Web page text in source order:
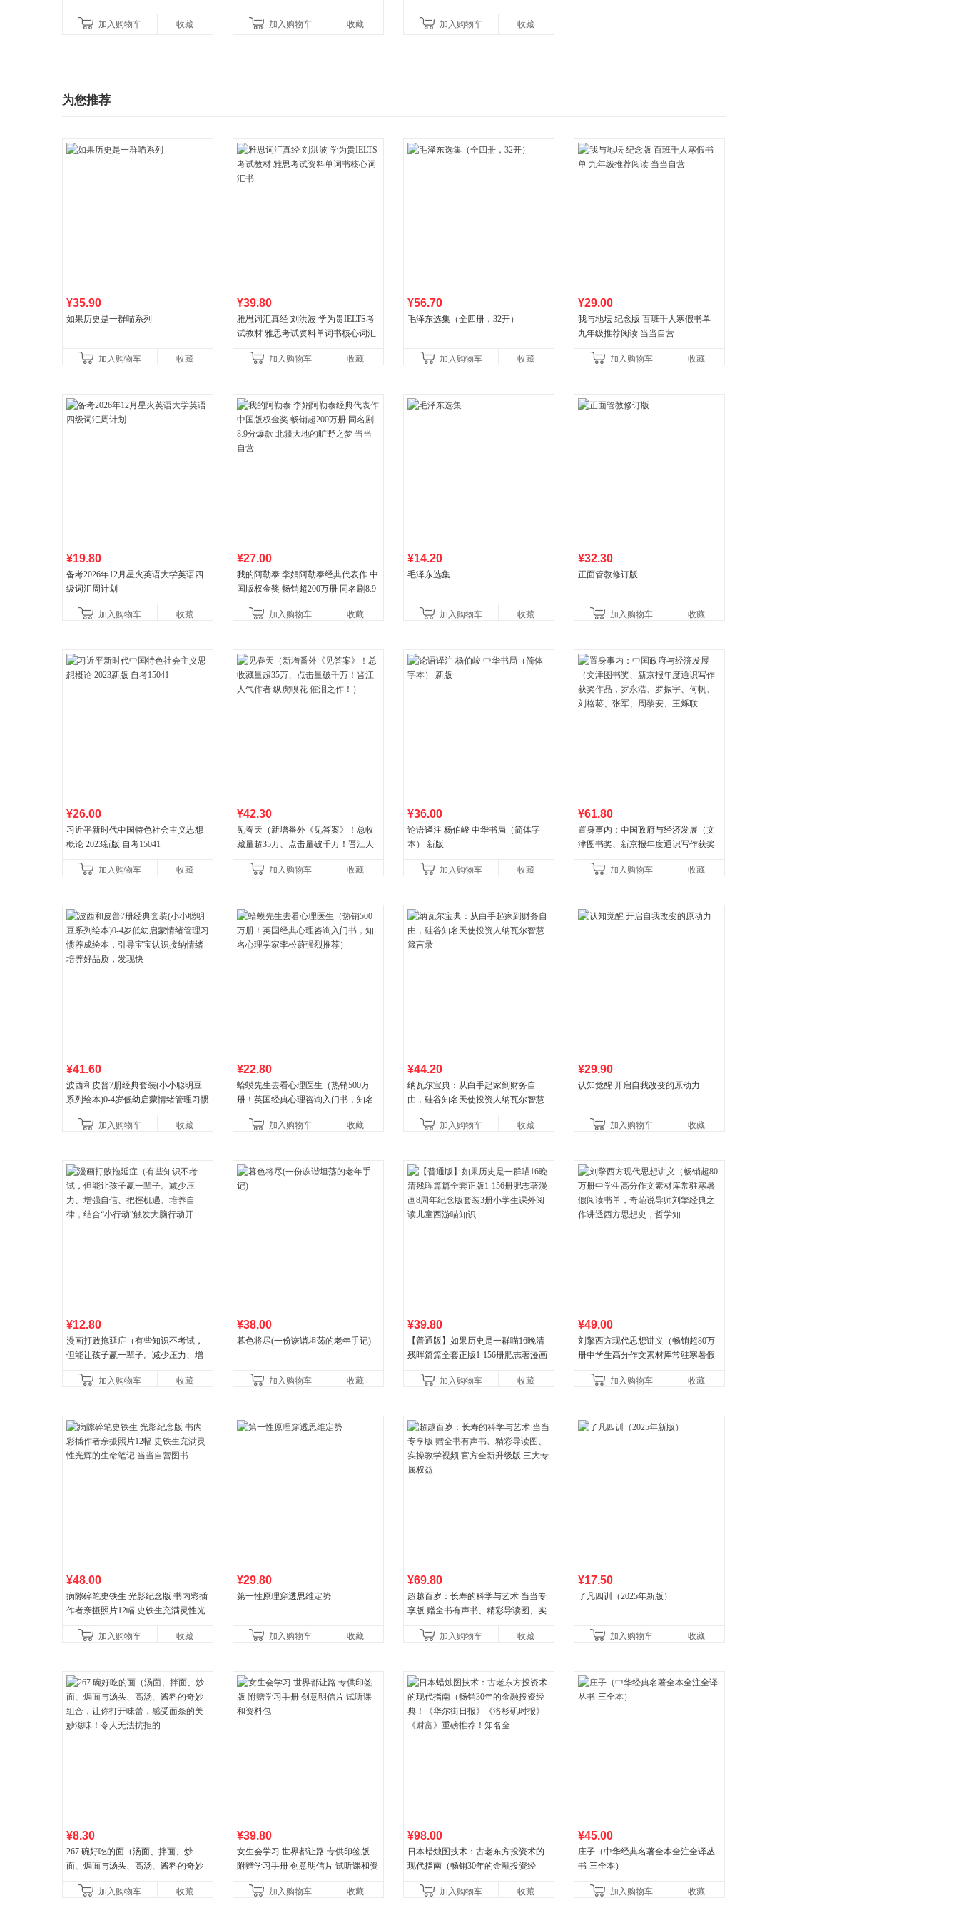
加入购物车 收藏 加入购物车 收藏 加入购物车 收藏
为您推荐
¥35.90
如果历史是一群喵系列
加入购物车 收藏
¥39.80
雅思词汇真经 刘洪波 学为贵IELTS考
试教材 雅思考试资料单词书核心词汇
加入购物车
收藏
¥56.70
毛泽东选集（全四册，32开）
加入购物车 收藏
¥29.00
我与地坛 纪念版 百班千人寒假书单
九年级推荐阅读 当当自营
加入购物车 收藏
¥19.80
备考2026年12月星火英语大学英语四
级词汇周计划
加入购物车 收藏
¥27.00
我的阿勒泰 李娟阿勒泰经典代表作 中
国版权金奖 畅销超200万册 同名剧8.9
加入购物车
收藏
¥14.20
毛泽东选集
加入购物车 收藏
¥32.30
正面管教修订版
加入购物车 收藏
¥26.00
习近平新时代中国特色社会主义思想
概论 2023新版 自考15041
加入购物车 收藏
¥42.30
见春天（新增番外《见答案》！总收
藏量超35万、点击量破千万！晋江人
加入购物车
收藏
¥36.00
论语译注 杨伯峻 中华书局（简体字
本） 新版
加入购物车 收藏
¥61.80
置身事内：中国政府与经济发展（文
津图书奖、新京报年度通识写作获奖
菘、张军、周黎安、王烁联
加入购物车 收藏
¥41.60
波西和皮普7册经典套装(小小聪明豆
系列绘本)0-4岁低幼启蒙情绪管理习惯
养好品质，发现快
加入购物车 收藏
¥22.80
蛤蟆先生去看心理医生（热销500万
册！英国经典心理咨询入门书，知名
加入购物车
收藏
¥44.20
纳瓦尔宝典：从白手起家到财务自
由，硅谷知名天使投资人纳瓦尔智慧
加入购物车
收藏
¥29.90
认知觉醒 开启自我改变的原动力
加入购物车 收藏
¥12.80
漫画打败拖延症（有些知识不考试，
但能让孩子赢一辈子。减少压力、增
合“小行动”触发大脑行动开
加入购物车 收藏
¥38.00
暮色将尽(一份诙谐坦荡的老年手记)
加入购物车 收藏
¥39.80
【普通版】如果历史是一群喵16晚清
残晖篇篇全套正版1-156册肥志著漫画
儿童西游喵知识
加入购物车 收藏
¥49.00
刘擎西方现代思想讲义（畅销超80万
册中学生高分作文素材库常驻寒暑假
讲透西方思想史，哲学知
加入购物车 收藏
¥48.00
病隙碎笔史铁生 光影纪念版 书内彩插
作者亲摄照片12幅 史铁生充满灵性光
加入购物车
收藏
¥29.80
第一性原理穿透思维定势
加入购物车 收藏
¥69.80
超越百岁：长寿的科学与艺术 当当专
享版 赠全书有声书、精彩导读图、实
权益
加入购物车 收藏
¥17.50
了凡四训（2025年新版）
加入购物车 收藏
¥8.30
267 碗好吃的面（汤面、拌面、炒
面、焗面与汤头、高汤、酱料的奇妙
妙滋味！令人无法抗拒的
加入购物车 收藏
¥39.80
女生会学习 世界都让路 专供印签版
附赠学习手册 创意明信片 试听课和资
加入购物车
收藏
¥98.00
日本蜡烛图技术：古老东方投资术的
现代指南（畅销30年的金融投资经
《财富》重磅推荐！知名金
加入购物车 收藏
¥45.00
庄子（中华经典名著全本全注全译丛
书-三全本）
加入购物车 收藏